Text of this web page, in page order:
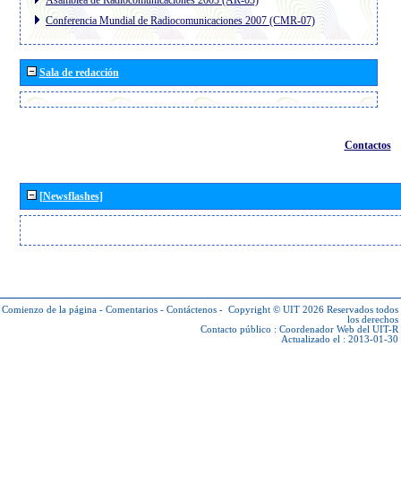
Conferencia Mundial de Radiocomunicaciones 2007 (CMR-07)
Sala de redacción
Contactos
[Newsflashes]
Comienzo de la página - Comentarios - Contáctenos - Copyright © UIT 2026 Reservados todos
los derechos
Contacto público : Coordenador Web del UIT-R
Actualizado el : 2013-01-30